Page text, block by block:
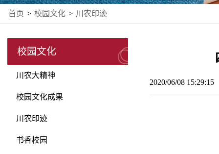
首页 > 校园文化 > 川农印迹
校园文化
川农大精神
校园文化成果
川农印迹
书香校园
2020/06/08